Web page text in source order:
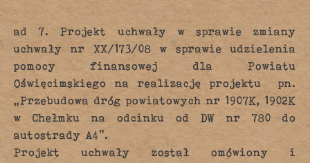
ad 7. Projekt uchwały w sprawie zmiany
uchwały nr XX/173/08 w sprawie udzielenia
pomocy finansowej dla Powiatu
Oświęcimskiego na realizację projektu pn.
„Przebudowa dróg powiatowych nr 1907K, 1902K
w Chełmku na odcinku od DW nr 780 do
autostrady A4”.
Projekt uchwały został omówiony i